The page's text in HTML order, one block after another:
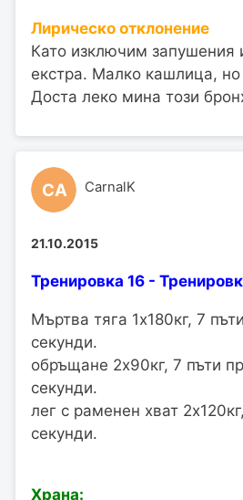
Лирическо отклонение
Като изключим запушения
екстра. Малко кашлица,
Доста леко мина този
CA CarnalK
21.10.2015
Тренировка 16 -
Мъртва тяга 1х180кг, 7
секунди.
обръщане 2х90кг, 7 пъти
секунди.
лег с раменен хват
секунди.
Храна: